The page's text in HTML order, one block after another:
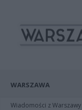
WARSZAWA
Wiadomości z Warszawy